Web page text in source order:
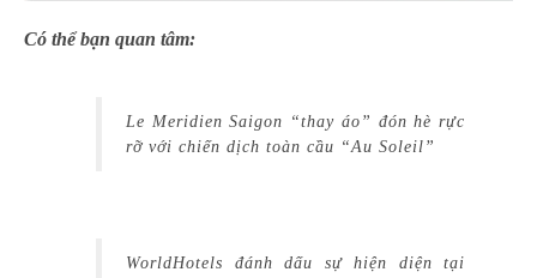
Có thể bạn quan tâm:
Le Meridien Saigon “thay áo” đón hè rực
rỡ với chiến dịch toàn cầu “Au Soleil”
WorldHotels đánh dấu sự hiện diện tại